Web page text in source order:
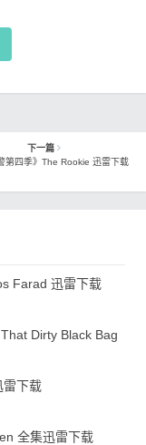
下一篇
第四季》The Rookie 迅雷下载
Farad 迅雷下载
Dirty Black Bag
雷下载
全集迅雷下载